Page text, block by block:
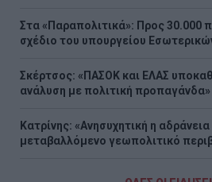
Στα «Παραπολιτικά»: Προς 30.000
σχέδιο του υπουργείου
Σκέρτσος: «ΠΑΣΟΚ και ΕΛΑΣ
ανάλυση με πολιτική προπαγάνδα»
Κατρίνης: «Ανησυχητική η
μεταβαλλόμενο γεωπολιτικό